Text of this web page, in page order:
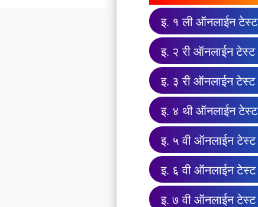
इ. १ ली ऑनलाईन टेस्ट
इ. २ री ऑनलाईन टेस्ट
इ. ३ री ऑनलाईन टेस्ट
इ. ४ थी ऑनलाईन टेस्ट
इ. ५ वी ऑनलाईन टेस्ट
इ. ६ वी ऑनलाईन टेस्ट
इ. ७ वी ऑनलाईन टेस्ट